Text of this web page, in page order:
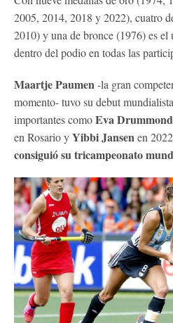
2005, 2014, 2018 y 2022), cuatro
2010) y una de bronce (1976) es el
dentro del podio en todas las
Maartje Paumen-la gran
momento- tuvo su debut
importantes comoEva
en Rosario yYibbi Jansenen
consiguió su tricampeonato